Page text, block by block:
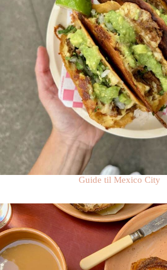
Guide til Mexico City